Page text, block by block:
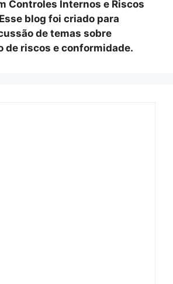
Controles Internos e Riscos
blog foi criado para
de temas sobre
de riscos e conformidade.